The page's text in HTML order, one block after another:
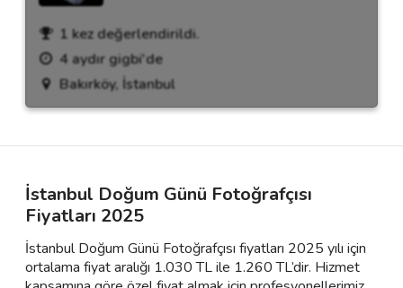
1 kez değerlendirildi.
4 aydır gigbi'de
Bakırköy, İstanbul
İstanbul Doğum Günü Fotoğrafçısı
Fiyatları 2025
İstanbul Doğum Günü Fotoğrafçısı fiyatları 2025 yılı için
ortalama fiyat aralığı 1.030 TL ile 1.260 TL’dir. Hizmet